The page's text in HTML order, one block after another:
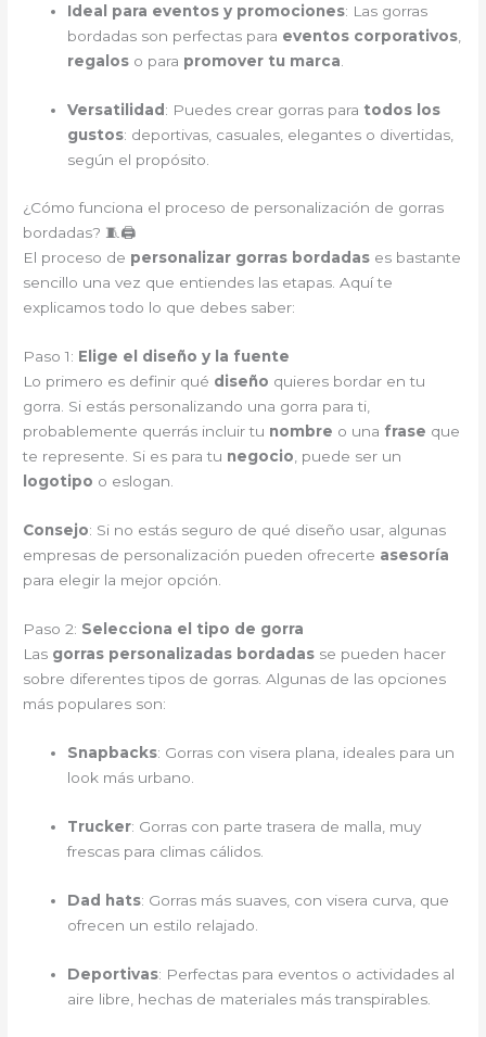
Ideal para eventos y promociones: Las gorras
bordadas son perfectas para eventos corporativos
regalos o para promover tu marca
Versatilidad: Puedes crear gorras para todos los
gustos: deportivas, casuales, elegantes o divertidas,
según el propósito.
¿Cómo funciona el proceso de personalización de gorras
bordadas? 🧵🖨️
El proceso de personalizar gorras bordadas es bastante
sencillo una vez que entiendes las etapas. Aquí te
explicamos todo lo que debes saber:
Paso 1: Elige el diseño y la fuente
Lo primero es definir qué diseño quieres bordar en tu
gorra. Si estás personalizando una gorra para ti,
probablemente querrás incluir tu nombre o una frase que
te represente. Si es para tu negocio, puede ser un
logotipo o eslogan.
Consejo: Si no estás seguro de qué diseño usar, algunas
empresas de personalización pueden ofrecerte asesoría
para elegir la mejor opción.
Paso 2: Selecciona el tipo de gorra
Las gorras personalizadas bordadas se pueden hacer
sobre diferentes tipos de gorras. Algunas de las opciones
más populares son:
Snapbacks: Gorras con visera plana, ideales para un
look más urbano.
Trucker: Gorras con parte trasera de malla, muy
frescas para climas cálidos.
Dad hats: Gorras más suaves, con visera curva, que
ofrecen un estilo relajado.
Deportivas: Perfectas para eventos o actividades al
aire libre, hechas de materiales más transpirables.